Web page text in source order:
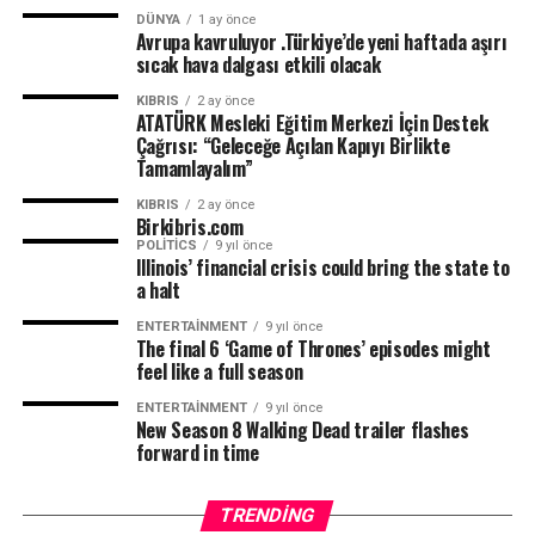
Aşılı veya hastalığı geçirmiş ise yolculuktan önce son 72
saat negatif PCR sonucu ile karantinasız giriş.
Aşısız ise yolculuktan önce son 72 saat negatif PCR
sonucu ve 7 gün karantina.
Aşılı veya hastalığı geçirmiş ise kısıtlama yok.
Aşısız ise yolculuk öncesi son 72 saat negatif PCR
sonucu ile karantinasız giriş.
GRİ:
Girişler, bireysel başvuru ile özel izne tabi.
GENEL KURALLAR:
•Tüm giriş kapılarında PCR / LAMP / ANTİJEN testleri
uygulanabilir.
•Aşılı kişi: Aşı programını tamamlamış. Son dozdan 14
SINOVAC BIOTECH: 2 DOZ
SINOPHARM: 2 DOZ
DÜNYA 1 ay önce
Avrupa kavruluyor .Türkiye’de yeni haftada aşırı
sıcak hava dalgası etkili olacak
KIBRIS 2 ay önce
ATATÜRK Mesleki Eğitim Merkezi İçin Destek
Çağrısı: “Geleceğe Açılan Kapıyı Birlikte
Tamamlayalım”
KIBRIS 2 ay önce
Birkibris.com
POLITICS 9 yıl önce
Illinois’ financial crisis could bring the state to
a halt
ENTERTAINMENT 9 yıl önce
The final 6 ‘Game of Thrones’ episodes might
feel like a full season
ENTERTAINMENT 9 yıl önce
New Season 8 Walking Dead trailer flashes
forward in time
TRENDING